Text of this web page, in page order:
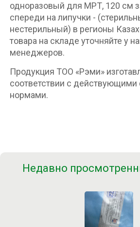
одноразовый для МРТ, 120 см
спереди на липучки -
нестерильный) в регионы
товара на складе уточняйте у
менеджеров.
Продукция ТОО «Рэми»
соответствии с
нормами.
Недавно